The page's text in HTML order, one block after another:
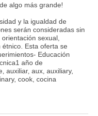
algo más grande!
y la igualdad de
serán consideradas sin
sexual,
Esta oferta se
Educación
año de
auxiliar, aux, auxiliary,
cook, cocina